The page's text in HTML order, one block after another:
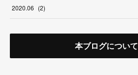
2020.06 (2)
本ブログについて